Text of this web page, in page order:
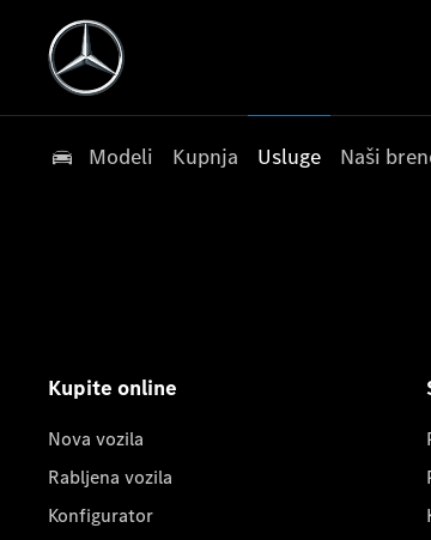
Modeli Kupnja Usluge Naši
Kupite online
Nova vozila
Rabljena vozila
Konfigurator